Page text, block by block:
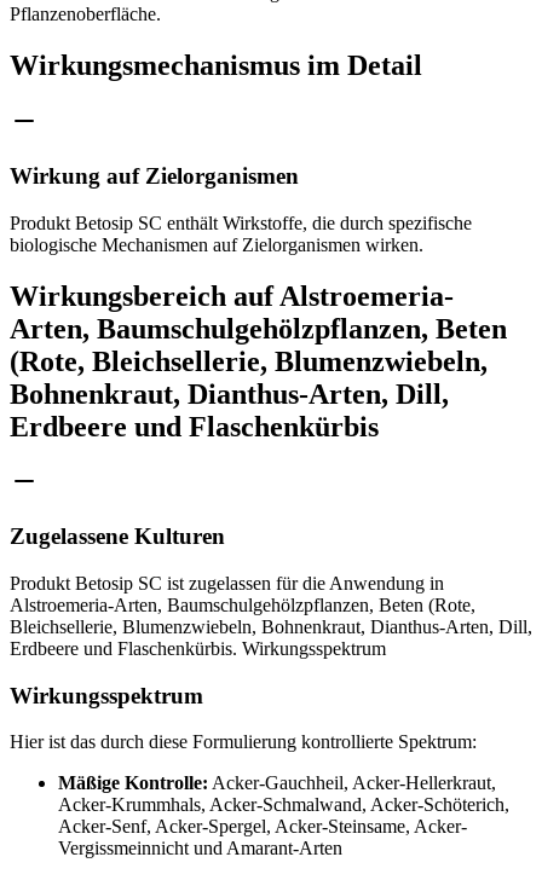
Pflanzenoberfläche.
Wirkungsmechanismus im Detail
Wirkung auf Zielorganismen
Produkt Betosip SC enthält Wirkstoffe, die durch spezifische
biologische Mechanismen auf Zielorganismen wirken.
Wirkungsbereich auf Alstroemeria-
Arten, Baumschulgehölzpflanzen, Beten
(Rote, Bleichsellerie, Blumenzwiebeln,
Bohnenkraut, Dianthus-Arten, Dill,
Erdbeere und Flaschenkürbis
Zugelassene Kulturen
Produkt Betosip SC ist zugelassen für die Anwendung in
Alstroemeria-Arten, Baumschulgehölzpflanzen, Beten (Rote,
Bleichsellerie, Blumenzwiebeln, Bohnenkraut, Dianthus-Arten, Dill,
Erdbeere und Flaschenkürbis. Wirkungsspektrum
Wirkungsspektrum
Hier ist das durch diese Formulierung kontrollierte Spektrum:
Mäßige Kontrolle: Acker-Gauchheil, Acker-Hellerkraut,
Acker-Krummhals, Acker-Schmalwand, Acker-Schöterich,
Acker-Senf, Acker-Spergel, Acker-Steinsame, Acker-
Vergissmeinnicht und Amarant-Arten